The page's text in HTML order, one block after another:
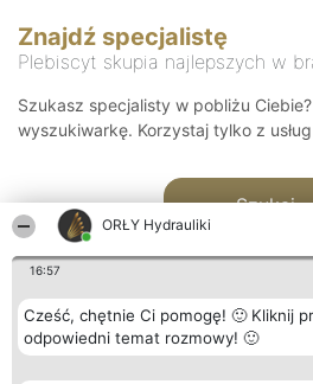
ORŁY Hydrauliki
16:57
Cześć, chętnie Ci pomogę! 🙂 Kliknij
odpowiedni temat rozmowy! 🙂
Znajdź specjalistę
Plebiscyt skupia najlepszych w
Szukasz specjalisty w pobliżu
wyszukiwarkę. Korzystaj tylko z
Szukaj
Organizator plebiscytu Plebiscyt